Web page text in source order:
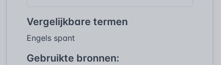
Vergelijkbare termen
Engels spant
Gebruikte bronnen: